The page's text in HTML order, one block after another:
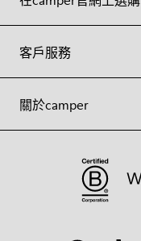
客戶服務
關於camper